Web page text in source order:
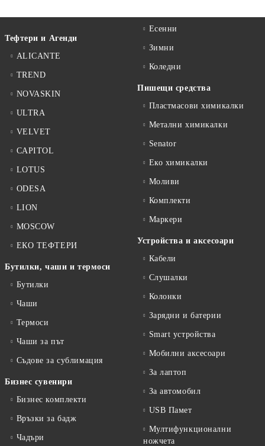
Тефтери и Агенди
ALICANTE
TREND
NOVASKIN
ULTRA
VELVET
CAPITOL
LOTUS
ODESA
LION
MOSCOW
ЕКО ТЕФТЕРИ
Бутилки, чаши и термоси
Бутилки
Чаши
Термоси
Чаши за път
Съдове за сублимация
Бизнес сувенири
Бизнес комплекти
Връзки за бадж
Чадъри
Есенни
Зимни
Коледни
Пишещи средства
Пластмасови химикалки
Метални химикалки
Senator
Еко химикалки
Моливи
Комплекти
Маркери
Устройства и аксесоари
Кабели
Слушалки
Колонки
Зарядни и батерии
Smart устройства
Мобилни аксесоари
За лаптоп
За автомобил
USB Памет
Мултифункционални
ножчета